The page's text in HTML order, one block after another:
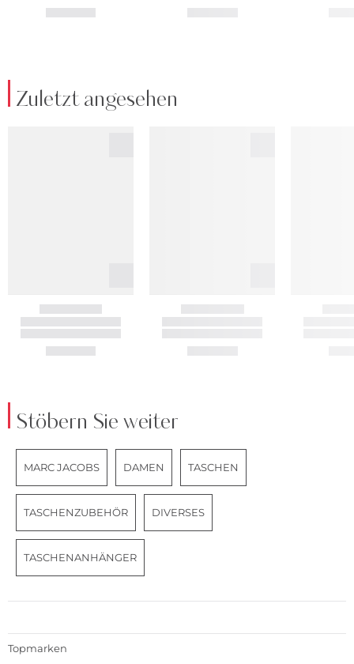
Zuletzt angesehen
Stöbern Sie weiter
MARC JACOBS DAMEN TASCHEN
TASCHENZUBEHÖR DIVERSES
TASCHENANHÄNGER
Topmarken